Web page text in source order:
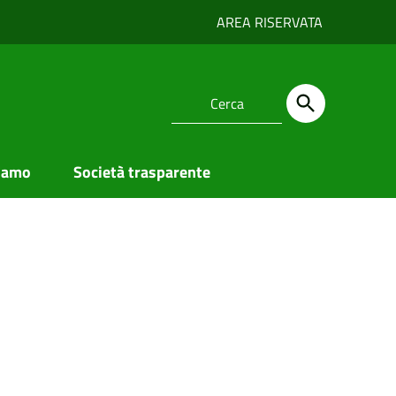
AREA RISERVATA
Società trasparente